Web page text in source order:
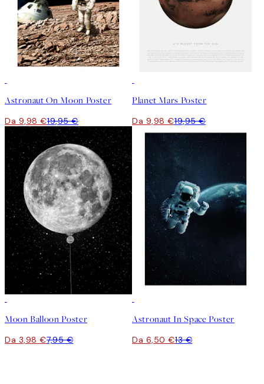
Astronaut On Moon Poster
Da 9,98 €19,95 €
Planet Mars Poster
Da 9,98 €19,95 €
Moon Balloon Poster
Da 3,98 €7,95 €
Astronaut In Space Poster
Da 6,50 €13 €